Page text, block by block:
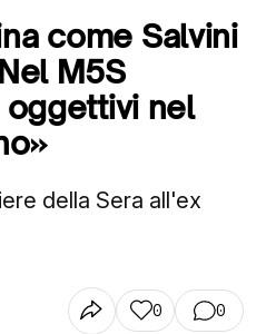
come Salvini
M5S
nel
della Sera all'ex
0 0